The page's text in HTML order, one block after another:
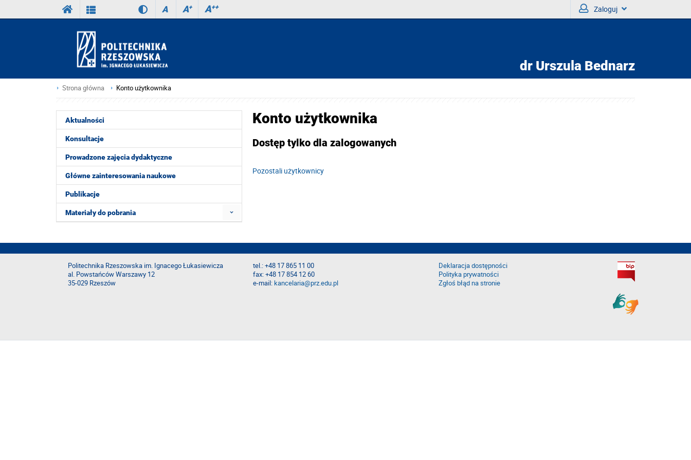
A A+ A++ Zaloguj
dr Urszula Bednarz
Strona główna Konto użytkownika
Aktualności
Konsultacje
Prowadzone zajęcia dydaktyczne
Główne zainteresowania naukowe
Publikacje
Materiały do pobrania
Konto użytkownika
Dostęp tylko dla zalogowanych
Pozostali użytkownicy
Politechnika Rzeszowska im. Ignacego Łukasiewicza
al. Powstańców Warszawy 12
35-029 Rzeszów
tel.: +48 17 865 11 00
fax: +48 17 854 12 60
e-mail:kancelaria@prz.edu.pl
Deklaracja dostępności
Polityka prywatności
Zgłoś błąd na stronie